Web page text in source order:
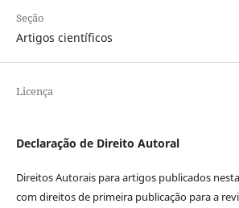
Seção
Artigos científicos
Licença
Declaração de Direito Autoral
Direitos Autorais para artigos publicados
com direitos de primeira publicação para a